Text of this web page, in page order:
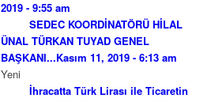
2019 - 9:55 am
SEDEC KOORDİNATÖRÜ HİLAL
ÜNAL TÜRKAN TUYAD GENEL
BAŞKANI...Kasım 11, 2019 - 6:13 am
Yeni
İhracatta Türk Lirası ile Ticaretin